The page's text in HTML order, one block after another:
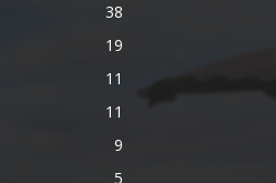
38
19
11
11
9
5